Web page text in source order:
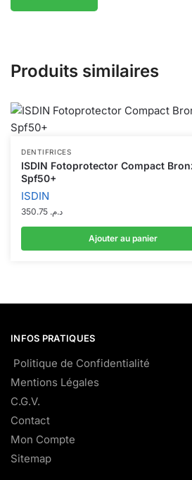
Produits similaires
DENTIFRICES
ISDIN Fotoprotector Compact
Spf50+
ISDIN
د.م.
Ajouter au panier
INFOS PRATIQUES
Politique de Confidentialité
Mentions Légales
C.G.V.
Contact
Mon Compte
Sitemap